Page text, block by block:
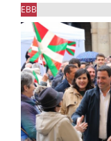
EBB